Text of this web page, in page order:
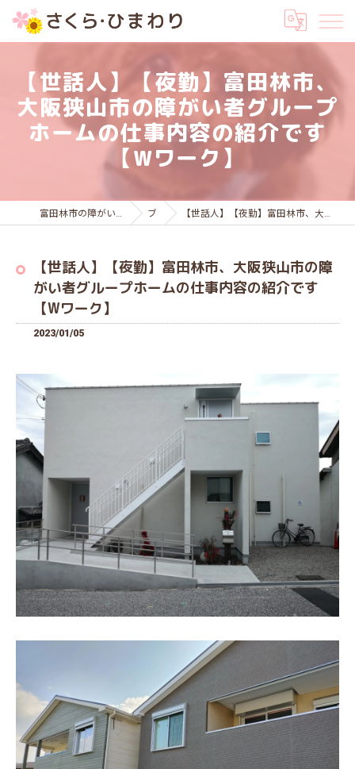
【世話人】【夜勤】富田林市、
大阪狭山市の障がい者グループ
ホームの仕事内容の紹介です
【Wワーク】
富田林市の障がい者グループホームはさくら・ひまわり ブログ 【世話人】【夜勤】富田林市、大阪狭山市の障がい者グループホームの仕事内容の紹介です【Wワーク】
【世話人】【夜勤】富田林市、大阪狭山市の障
がい者グループホームの仕事内容の紹介です
【Wワーク】
2023/01/05